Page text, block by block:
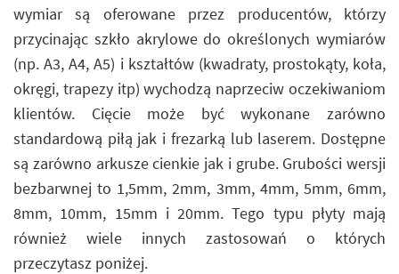
wymiar są oferowane przez producentów, którzy
przycinając szkło akrylowe do określonych wymiarów
(np. A3, A4, A5) i kształtów (kwadraty, prostokąty, koła,
okręgi, trapezy itp) wychodzą naprzeciw oczekiwaniom
klientów. Cięcie może być wykonane zarówno
standardową piłą jak i frezarką lub laserem. Dostępne
są zarówno arkusze cienkie jak i grube. Grubości wersji
bezbarwnej to 1,5mm, 2mm, 3mm, 4mm, 5mm, 6mm,
8mm, 10mm, 15mm i 20mm. Tego typu płyty mają
również wiele innych zastosowań o których
przeczytasz poniżej.